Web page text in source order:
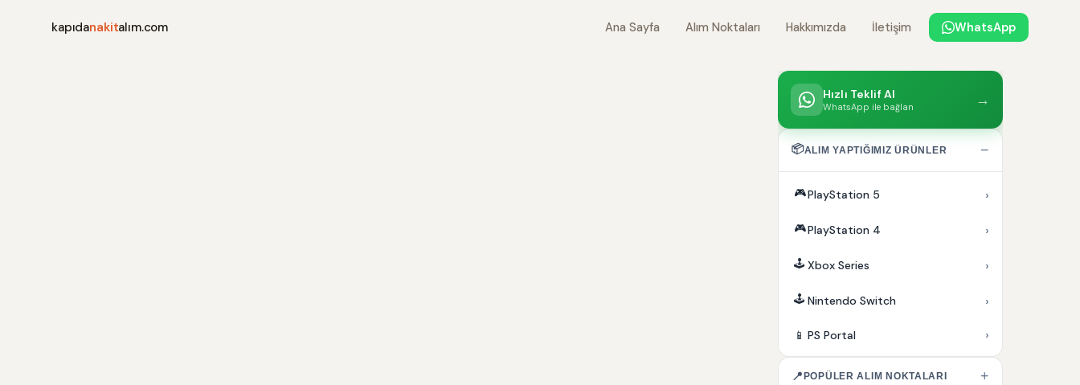
kapıdanakitalım.com Ana Sayfa Alım Noktaları Hakkımızda İletişim WhatsApp
Hızlı Teklif Al
WhatsApp ile bağlan →
📦ALIM YAPTIĞIMIZ ÜRÜNLER −
🎮PlayStation 5 ›
🎮PlayStation 4 ›
🕹️ Xbox Series ›
🕹️ Nintendo Switch ›
📱 PS Portal ›
📍 POPÜLER ALIM NOKTALARI +